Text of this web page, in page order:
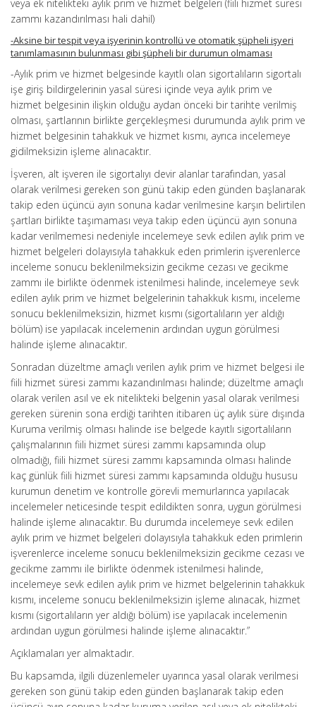
veya ek nitelikteki aylık prim ve hizmet belgeleri (fiili hizmet süresi
zammı kazandırılması hali dahil)
-Aksine bir tespit veya işyerinin kontrollü ve otomatik şüpheli işyeri
tanımlamasının bulunması gibi şüpheli bir durumun olmaması
-Aylık prim ve hizmet belgesinde kayıtlı olan sigortalıların sigortalı
işe giriş bildirgelerinin yasal süresi içinde veya aylık prim ve
hizmet belgesinin ilişkin olduğu aydan önceki bir tarihte verilmiş
olması, şartlarının birlikte gerçekleşmesi durumunda aylık prim ve
hizmet belgesinin tahakkuk ve hizmet kısmı, ayrıca incelemeye
gidilmeksizin işleme alınacaktır.
İşveren, alt işveren ile sigortalıyı devir alanlar tarafından, yasal
olarak verilmesi gereken son günü takip eden günden başlanarak
takip eden üçüncü ayın sonuna kadar verilmesine karşın belirtilen
şartları birlikte taşımaması veya takip eden üçüncü ayın sonuna
kadar verilmemesi nedeniyle incelemeye sevk edilen aylık prim ve
hizmet belgeleri dolayısıyla tahakkuk eden primlerin işverenlerce
inceleme sonucu beklenilmeksizin gecikme cezası ve gecikme
zammı ile birlikte ödenmek istenilmesi halinde, incelemeye sevk
edilen aylık prim ve hizmet belgelerinin tahakkuk kısmı, inceleme
sonucu beklenilmeksizin, hizmet kısmı (sigortalıların yer aldığı
bölüm) ise yapılacak incelemenin ardından uygun görülmesi
halinde işleme alınacaktır.
Sonradan düzeltme amaçlı verilen aylık prim ve hizmet belgesi ile
fiili hizmet süresi zammı kazandırılması halinde; düzeltme amaçlı
olarak verilen asıl ve ek nitelikteki belgenin yasal olarak verilmesi
gereken sürenin sona erdiği tarihten itibaren üç aylık süre dışında
Kuruma verilmiş olması halinde ise belgede kayıtlı sigortalıların
çalışmalarının fiili hizmet süresi zammı kapsamında olup
olmadığı, fiili hizmet süresi zammı kapsamında olması halinde
kaç günlük fiili hizmet süresi zammı kapsamında olduğu hususu
kurumun denetim ve kontrolle görevli memurlarınca yapılacak
incelemeler neticesinde tespit edildikten sonra, uygun görülmesi
halinde işleme alınacaktır. Bu durumda incelemeye sevk edilen
aylık prim ve hizmet belgeleri dolayısıyla tahakkuk eden primlerin
işverenlerce inceleme sonucu beklenilmeksizin gecikme cezası ve
gecikme zammı ile birlikte ödenmek istenilmesi halinde,
incelemeye sevk edilen aylık prim ve hizmet belgelerinin tahakkuk
kısmı, inceleme sonucu beklenilmeksizin işleme alınacak, hizmet
kısmı (sigortalıların yer aldığı bölüm) ise yapılacak incelemenin
ardından uygun görülmesi halinde işleme alınacaktır.”
Açıklamaları yer almaktadır.
Bu kapsamda, ilgili düzenlemeler uyarınca yasal olarak verilmesi
gereken son günü takip eden günden başlanarak takip eden